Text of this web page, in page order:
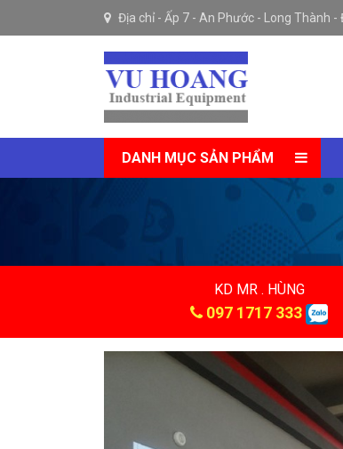
Địa chỉ - Ấp 7 - An Phước - Long Thành -
DANH MỤC SẢN PHẨM
KD MR . HÙNG
097 1717 333